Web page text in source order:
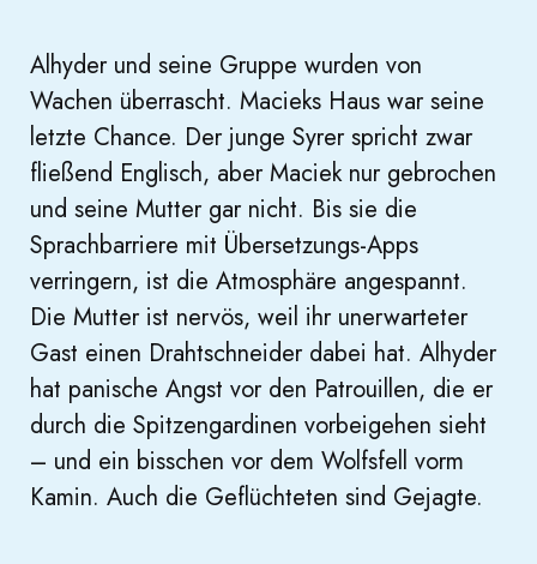
Alhyder und seine Gruppe wurden von
Wachen überrascht. Macieks Haus war seine
letzte Chance. Der junge Syrer spricht zwar
fließend Englisch, aber Maciek nur gebrochen
und seine Mutter gar nicht. Bis sie die
Sprachbarriere mit Übersetzungs-Apps
verringern, ist die Atmosphäre angespannt.
Die Mutter ist nervös, weil ihr unerwarteter
Gast einen Drahtschneider dabei hat. Alhyder
hat panische Angst vor den Patrouillen, die er
durch die Spitzengardinen vorbeigehen sieht
– und ein bisschen vor dem Wolfsfell vorm
Kamin. Auch die Geflüchteten sind Gejagte.